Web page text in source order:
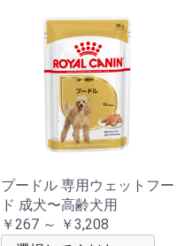
プードル 専用ウェットフー
ド 成犬〜高齢犬用
￥267 ～ ￥3,208